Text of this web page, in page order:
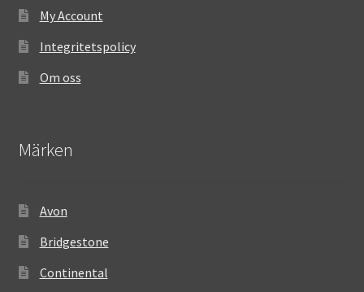
My Account
Integritetspolicy
Om oss
Märken
Avon
Bridgestone
Continental